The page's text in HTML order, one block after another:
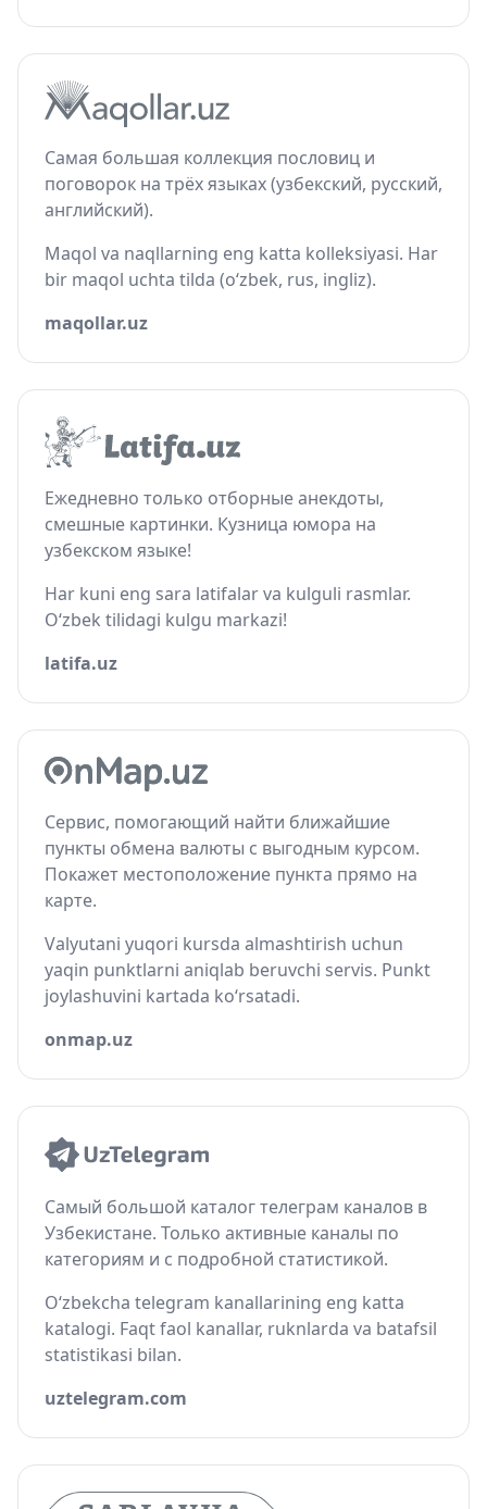
Самая большая коллекция пословиц и
поговорок на трёх языках (узбекский, русский,
английский).
Maqol va naqllarning eng katta kolleksiyasi. Har
bir maqol uchta tilda (o‘zbek, rus, ingliz).
maqollar.uz
Ежедневно только отборные анекдоты,
смешные картинки. Кузница юмора на
узбекском языке!
Har kuni eng sara latifalar va kulguli rasmlar.
O‘zbek tilidagi kulgu markazi!
latifa.uz
Сервис, помогающий найти ближайшие
пункты обмена валюты с выгодным курсом.
Покажет местоположение пункта прямо на
карте.
Valyutani yuqori kursda almashtirish uchun
yaqin punktlarni aniqlab beruvchi servis. Punkt
joylashuvini kartada ko‘rsatadi.
onmap.uz
Самый большой каталог телеграм каналов в
Узбекистане. Только активные каналы по
категориям и с подробной статистикой.
O‘zbekcha telegram kanallarining eng katta
katalogi. Faqt faol kanallar, ruknlarda va batafsil
statistikasi bilan.
uztelegram.com